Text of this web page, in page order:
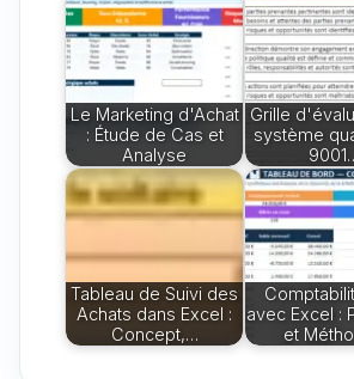
Le Marketing d'Achat
: Étude de Cas et
Analyse
Grille
système
Tableau de Suivi des
Achats dans Excel :
Concept,…
avec Excel :
et